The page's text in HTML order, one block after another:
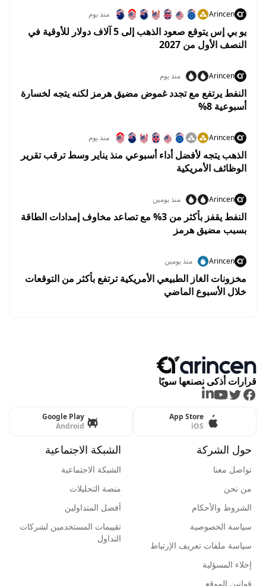
Arincen منذ يوم
يو بي إس يتوقع صعود الذهب إلى 5 آلاف دولار للأوقية في
النصف الأول من 2027
Arincen منذ يوم
النفط يرتفع مع تجدد غموض مضيق هرمز لكنه يتجه لخسارة
أسبوعية 8%
Arincen منذ يوم
الذهب يتجه لأفضل أداء أسبوعي منذ يناير وسط ترقب تقرير
الوظائف الأمريكية
Arincen منذ يومين
النفط يقفز بأكثر من 3% مع تصاعد مخاوف إمدادات الطاقة
بسبب مضيق هرمز
Arincen منذ يومين
مخزونات الغاز الطبيعي الأمريكية ترتفع بأكثر من التوقعات
خلال الأسبوع الماضي
قرارات أذكى نصنعها سويًا
Facebook
Twitter
Youtube
LinkedIn
App Store
iOS
Google Play
Android
حول الشركة
تواصل معنا
من نحن
الشروط والأحكام
سياسة الخصوصية
سياسة ملفات تعريف الإرتباط
إخلاء المسؤلية
قوانين الموقع
الشبكة الاجتماعية
الشبكة الاجتماعية
منصة التحليلات
أفضل المتداولين
تقييمات المستخدمين لشركات
التداول